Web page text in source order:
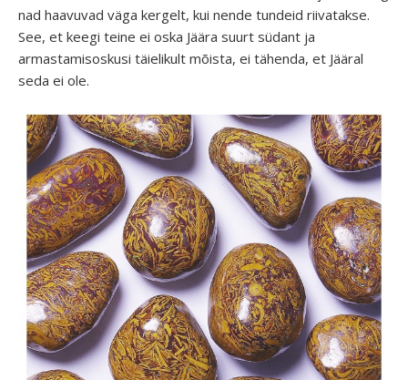
nad haavuvad väga kergelt, kui nende tundeid riivatakse.
See, et keegi teine ei oska Jäära suurt südant ja
armastamisoskusi täielikult mõista, ei tähenda, et Jääral
seda ei ole.